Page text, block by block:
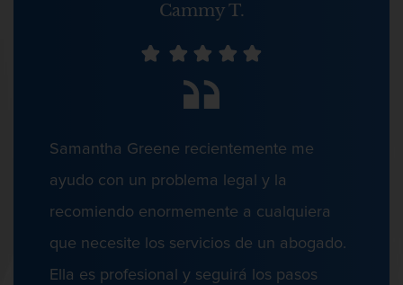
Licencia Médica
Licencia Veterinaria
Defensa de secuestro
Cammy T.
Samantha Greene recientemente me
ayudo con un problema legal y la
recomiendo enormemente a cualquiera
que necesite los servicios de un abogado.
Ella es profesional y seguirá los pasos
Conducción Imprudente sin Presencia de
Alcohol
Conducir Bajo La Influencia De Drogas
Conducir Con Una Licencia Suspendida